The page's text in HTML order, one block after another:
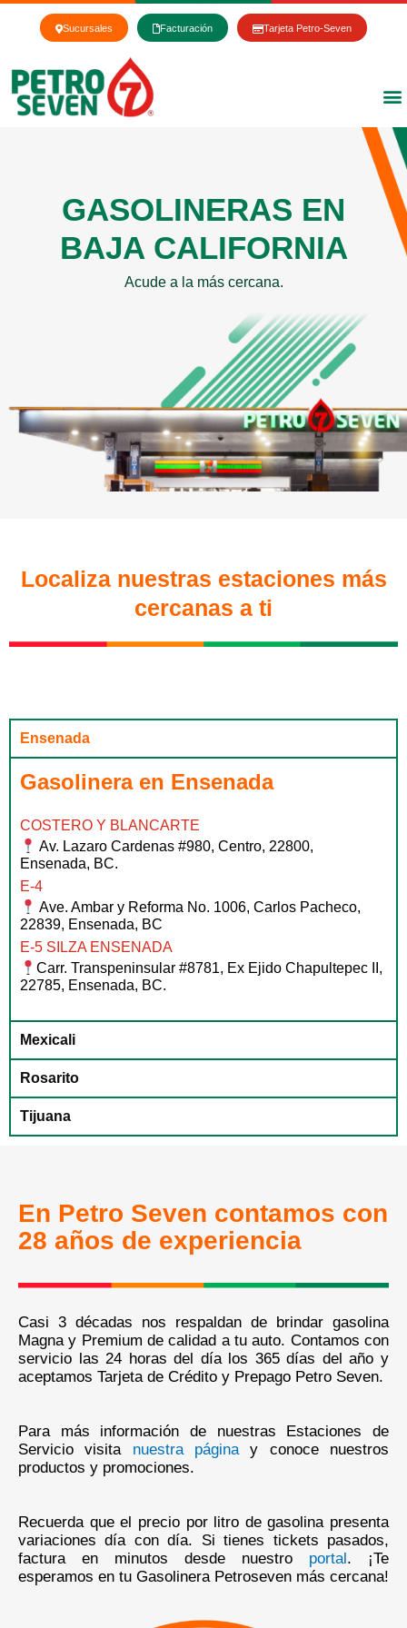
Ir
contenido
Sucursales Facturación Tarjeta Petro-Seven
GASOLINERAS EN
BAJA CALIFORNIA
Acude a la más cercana.
Localiza nuestras estaciones más
cercanas a ti
Ensenada
Gasolinera en Ensenada
COSTERO Y BLANCARTE
Av. Lazaro Cardenas #980, Centro, 22800,
Ensenada, BC.
E-4
Ave. Ambar y Reforma No. 1006, Carlos Pacheco,
22839, Ensenada, BC
E-5 SILZA ENSENADA
Carr. Transpeninsular #8781, Ex Ejido Chapultepec II,
22785, Ensenada, BC.
Mexicali
Rosarito
Tijuana
En Petro Seven contamos con
28 años de experiencia
Casi 3 décadas nos respaldan de brindar gasolina
Magna y Premium de calidad a tu auto. Contamos con
servicio las 24 horas del día los 365 días del año y
aceptamos Tarjeta de Crédito y Prepago Petro Seven.
Para más información de nuestras Estaciones de
Servicio visita nuestra página y conoce nuestros
productos y promociones.
Recuerda que el precio por litro de gasolina presenta
variaciones día con día. Si tienes tickets pasados,
factura en minutos desde nuestro portal. ¡Te
esperamos en tu Gasolinera Petroseven más cercana!